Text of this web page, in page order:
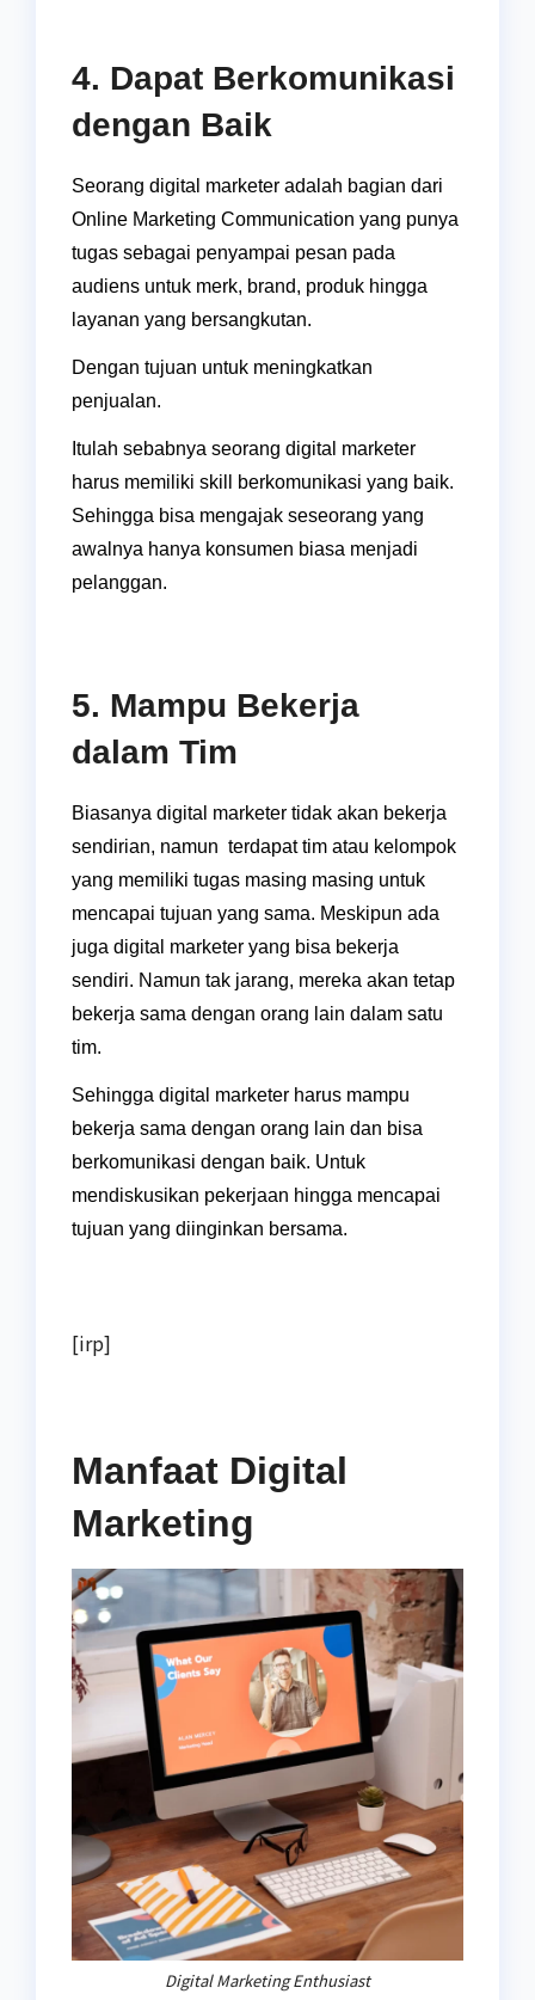
4. Dapat Berkomunikasi
dengan Baik
Seorang digital marketer adalah bagian dari
Online Marketing Communication yang punya
tugas sebagai penyampai pesan pada
audiens untuk merk, brand, produk hingga
layanan yang bersangkutan.
Dengan tujuan untuk meningkatkan
penjualan.
Itulah sebabnya seorang digital marketer
harus memiliki skill berkomunikasi yang baik.
Sehingga bisa mengajak seseorang yang
awalnya hanya konsumen biasa menjadi
pelanggan.
5. Mampu Bekerja
dalam Tim
Biasanya digital marketer tidak akan bekerja
sendirian, namun terdapat tim atau kelompok
yang memiliki tugas masing masing untuk
mencapai tujuan yang sama. Meskipun ada
juga digital marketer yang bisa bekerja
sendiri. Namun tak jarang, mereka akan tetap
bekerja sama dengan orang lain dalam satu
tim.
Sehingga digital marketer harus mampu
bekerja sama dengan orang lain dan bisa
berkomunikasi dengan baik. Untuk
mendiskusikan pekerjaan hingga mencapai
tujuan yang diinginkan bersama.
[irp]
Manfaat Digital
Marketing
Digital Marketing Enthusiast